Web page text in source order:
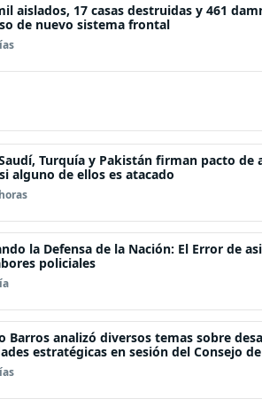
aislados, 17 casas destruidas y 461
de nuevo sistema frontal
Turquía y Pakistán firman pacto de
alguno de ellos es atacado
la Defensa de la Nación: El Error de
policiales
Barros analizó diversos temas sobre
estratégicas en sesión del Consejo